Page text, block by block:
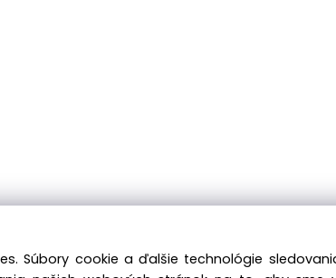
Súbory cookie a ďalšie technológie